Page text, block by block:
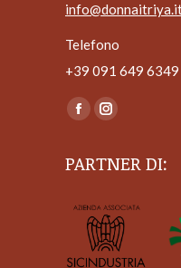
Telefono
+39 ‎091 649 6349
Ci puoi trovare su:
Facebook
opens
new
window
Instagram
opens
new
window
PARTNER DI: